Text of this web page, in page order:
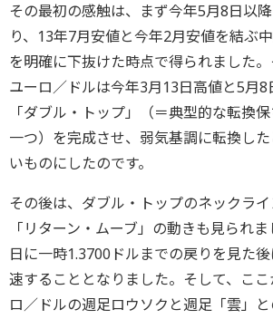
その最初の感触は、まず今年5月8日以
り、13年7月安値と今年2月安値を結ぶ
を明確に下抜けた時点で得られました
ユーロ／ドルは今年3月13日高値と5月8
「ダブル・トップ」（＝典型的な転換
一つ）を完成させ、弱気基調に転換し
いものにしたのです。
その後は、ダブル・トップのネックラ
「リターン・ムーブ」の動きも見られ
日に一時1.3700ドルまでの戻りを見た
速することとなりました。そして、こ
ロ／ドルの週足ロウソクと週足「雲」